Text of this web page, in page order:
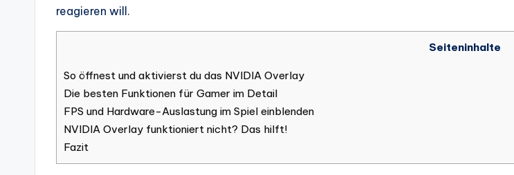
reagieren will.
Seiteninhalte
So öffnest und aktivierst du das NVIDIA Overlay
Die besten Funktionen für Gamer im Detail
FPS und Hardware-Auslastung im Spiel einblenden
NVIDIA Overlay funktioniert nicht? Das hilft!
Fazit